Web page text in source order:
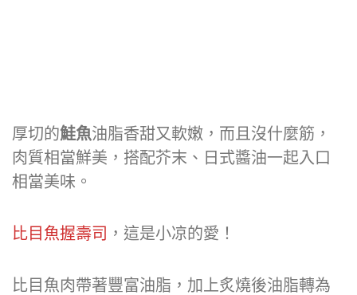
厚切的鮭魚油脂香甜又軟嫩，而且沒什麼筋，
肉質相當鮮美，搭配芥末、日式醬油一起入口
相當美味。
比目魚握壽司 ，這是小凉的愛！
比目魚肉帶著豐富油脂，加上炙燒後油脂轉為